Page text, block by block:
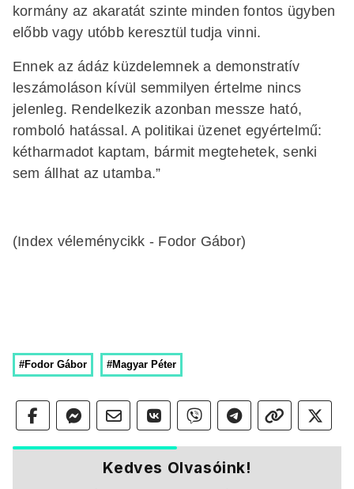
kormány az akaratát szinte minden fontos ügyben
előbb vagy utóbb keresztül tudja vinni.
Ennek az ádáz küzdelemnek a demonstratív
leszámoláson kívül semmilyen értelme nincs
jelenleg. Rendelkezik azonban messze ható,
romboló hatással. A politikai üzenet egyértelmű:
kétharmadot kaptam, bármit megtehetek, senki
sem állhat az utamba.”
(Index véleménycikk - Fodor Gábor)
#Fodor Gábor #Magyar Péter
Kedves Olvasóink!